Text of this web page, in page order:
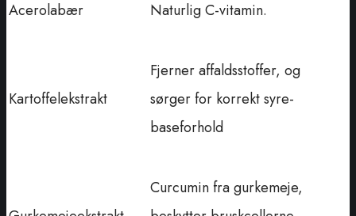
Acerolabær Naturlig C-vitamin.
Kartoffelekstrakt
Fjerner affaldsstoffer, og
sørger for korrekt syre-
baseforhold
Curcumin fra gurkemeje,